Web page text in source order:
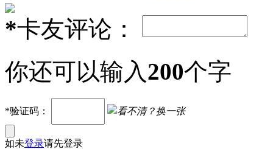
*卡友评论：
你还可以输入 200个字
*验证码： 看不清？换一张
如未登录请先登录